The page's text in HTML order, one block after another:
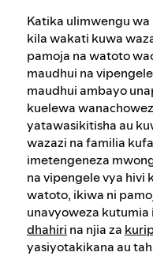
Katika ulimwengu
kila wakati kuwa
pamoja na watoto
maudhui na
maudhui ambayo
kuelewa
yatawasikitisha au
wazazi na familia
imetengeneza
na vipengele vya hivi
watoto, ikiwa ni
unavyoweza
dhahiri na njia za
yasiyotakikana au